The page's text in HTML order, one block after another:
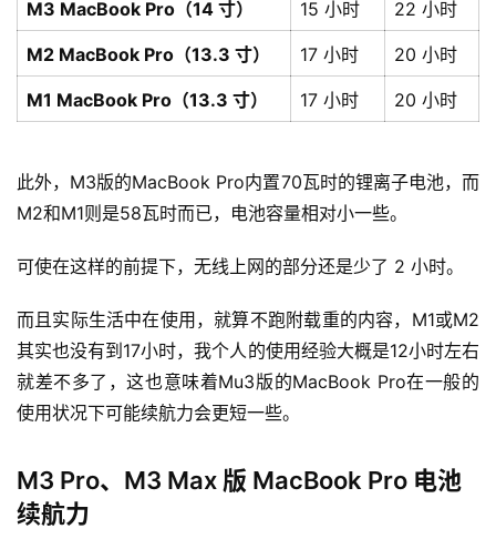
M3 MacBook Pro（14 寸） 15 小时 22 小时
M2 MacBook Pro（13.3 寸） 17 小时 20 小时
M1 MacBook Pro（13.3 寸） 17 小时 20 小时
此外，M3版的MacBook Pro内置70瓦时的锂离子电池，而
M2和M1则是58瓦时而已，电池容量相对小一些。
可使在这样的前提下，无线上网的部分还是少了 2 小时。
而且实际生活中在使用，就算不跑附载重的内容，M1或M2
其实也没有到17小时，我个人的使用经验大概是12小时左右
就差不多了，这也意味着Mu3版的MacBook Pro在一般的
使用状况下可能续航力会更短一些。
M3 Pro、M3 Max 版 MacBook Pro 电池
续航力